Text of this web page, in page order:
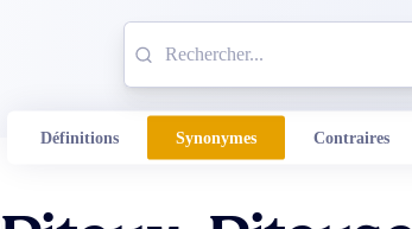
Définitions Synonymes Contraires